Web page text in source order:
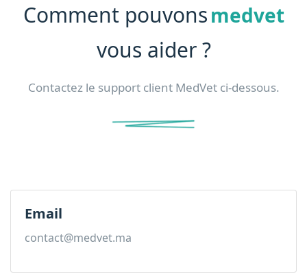
Comment pouvonsmedvet
vous aider ?
Contactez le support client MedVet ci-dessous.
Email
contact@medvet.ma